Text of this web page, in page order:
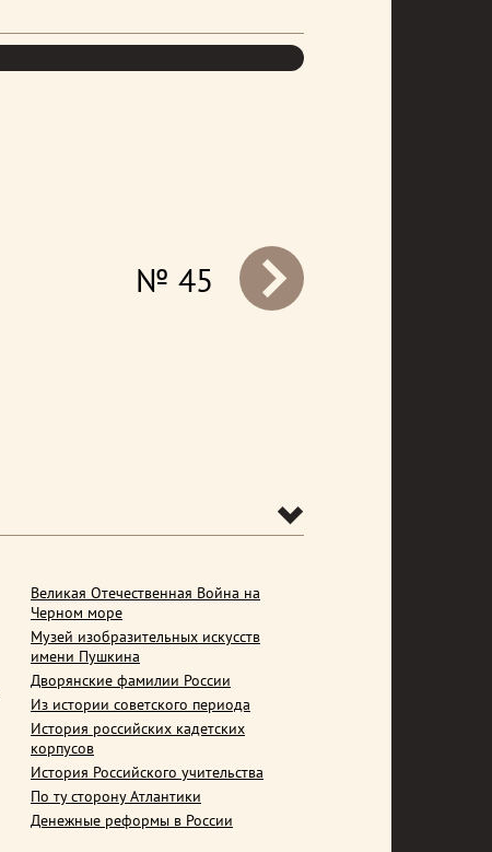
prev
№ 45
Великая Отечественная Война на
Черном море
Музей изобразительных искусств
имени Пушкина
Дворянские фамилии России
Из истории советского периода
История российских кадетских
корпусов
История Российского учительства
По ту сторону Атлантики
Денежные реформы в России